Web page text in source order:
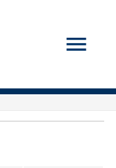
menu
SUCHEN